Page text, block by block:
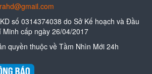
số 0314374038 do Sở Kế hoạch và Đầu
cấp ngày 26/04/2017
quyền thuộc về Tầm Nhìn Mới 24h